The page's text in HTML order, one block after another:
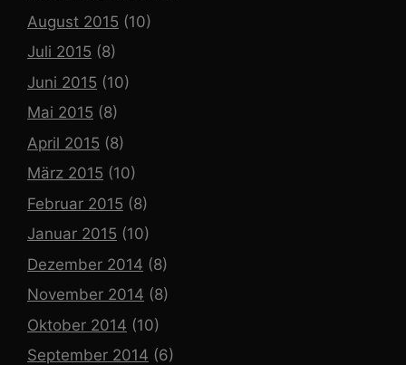
August 2015 (10)
Juli 2015 (8)
Juni 2015 (10)
Mai 2015 (8)
April 2015 (8)
März 2015 (10)
Februar 2015 (8)
Januar 2015 (10)
Dezember 2014 (8)
November 2014 (8)
Oktober 2014 (10)
September 2014 (6)